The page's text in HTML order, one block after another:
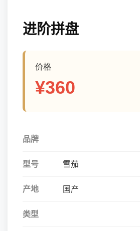
进阶拼盘
价格
¥360
品牌
型号 雪茄
产地 国产
类型